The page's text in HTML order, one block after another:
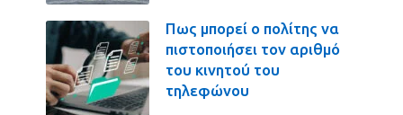
Πως μπορεί ο πολίτης να
πιστοποιήσει τον αριθμό
του κινητού του
τηλεφώνου